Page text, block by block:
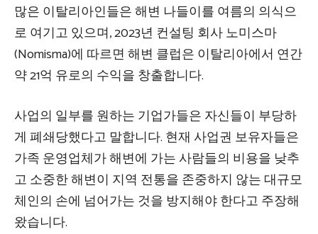
많은 이탈리아인들은 해변 나들이를 여름의 의식으
로 여기고 있으며, 2023년 컨설팅 회사 노미스마
(Nomisma)에 따르면 해변 클럽은 이탈리아에서 연간
약 21억 유로의 수익을 창출합니다.
사업의 일부를 원하는 기업가들은 자신들이 부당하
게 폐쇄당했다고 말합니다. 현재 사업권 보유자들은
가족 운영업체가 해변에 가는 사람들의 비용을 낮추
고 소중한 해변이 지역 전통을 존중하지 않는 대규모
체인의 손에 넘어가는 것을 방지해야 한다고 주장해
왔습니다.